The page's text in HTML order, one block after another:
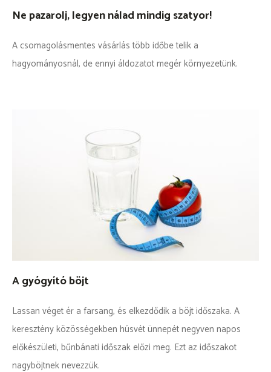
Ne pazarolj, legyen nálad mindig szatyor!
A csomagolásmentes vásárlás több időbe telik a
hagyományosnál, de ennyi áldozatot megér környezetünk.
A gyógyító böjt
Lassan véget ér a farsang, és elkezdődik a böjt időszaka. A
keresztény közösségekben húsvét ünnepét negyven napos
előkészületi, bűnbánati időszak előzi meg. Ezt az időszakot
nagyböjtnek nevezzük.